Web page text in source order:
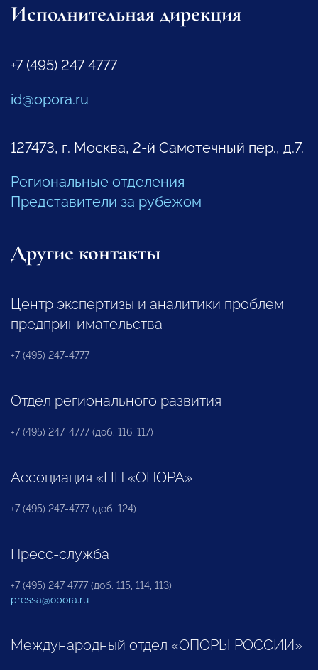
Исполнительная дирекция
+7 (495) 247 4777
id@opora.ru
127473, г. Москва, 2-й Самотечный пер., д.7.
Региональные отделения
Представители за рубежом
Другие контакты
Центр экспертизы и аналитики проблем
предпринимательства
+7 (495) 247-4777
Отдел регионального развития
+7 (495) 247-4777 (доб. 116, 117)
Ассоциация «НП «ОПОРА»
+7 (495) 247-4777 (доб. 124)
Пресс-служба
+7 (495) 247 4777 (доб. 115, 114, 113)
pressa@opora.ru
Международный отдел «ОПОРЫ РОССИИ»